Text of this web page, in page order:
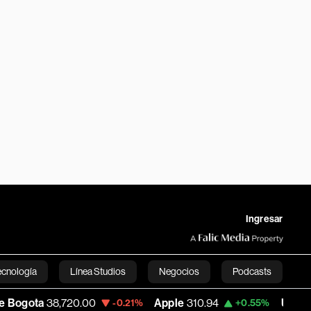
Ingresar
Línea Studios Negocios Podcasts
English-0.21% Apple 310.94 +0.55% USD COP